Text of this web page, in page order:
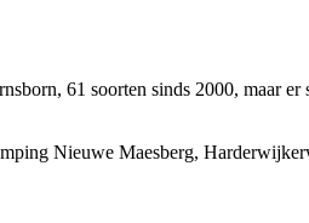
61 soorten sinds 2000, maar er
Nieuwe Maesberg,